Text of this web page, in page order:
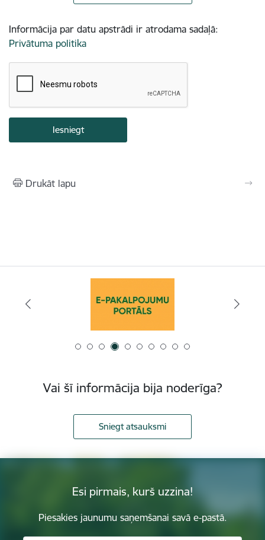
Informācija par datu apstrādi ir atrodama sadaļā:
Privātuma politika
Drukāt lapu
Vai šī informācija bija noderīga?
Sniegt atsauksmi
Esi pirmais, kurš uzzina!
Piesakies jaunumu saņemšanai savā e-pastā.